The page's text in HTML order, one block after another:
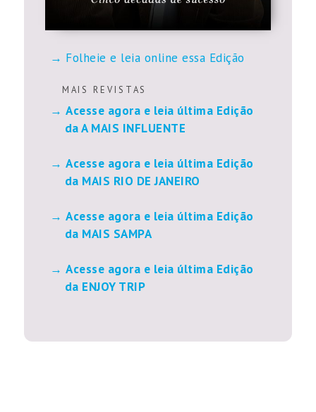
Folheie e leia online essa Edição
M A I S R E V I S T A S
Acesse agora e leia última Edição
da A MAIS INFLUENTE
Acesse agora e leia última Edição
da MAIS RIO DE JANEIRO
Acesse agora e leia última Edição
da MAIS SAMPA
Acesse agora e leia última Edição
da ENJOY TRIP